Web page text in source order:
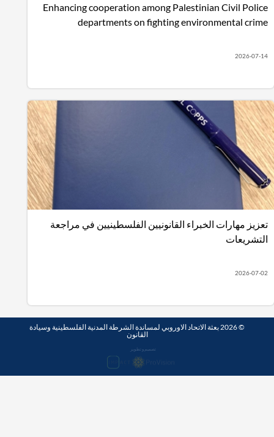
Enhancing cooperation among Palestinian Civil
departments on fighting environmental
2026-
مهارات الخبراء القانونيين الفلسطينيين في مراجعة
2026-
© 2026 بعثة الاتحاد الاوروبي لمساندة الشرطة المدنية الفلسطينية وسيادة
القانون